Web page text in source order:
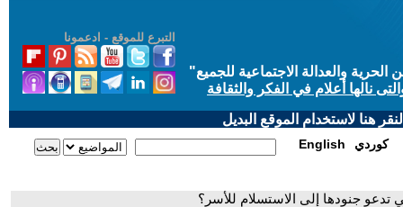
التبرع للموقع - ادعمونا
والعدالة الاجتماعية للجميع"
نالها أعلام في الفكر والثقافة
هنا لاستخدام الموقع البديل
English كوردي
جنودها إلى الاستسلام للأسر؟